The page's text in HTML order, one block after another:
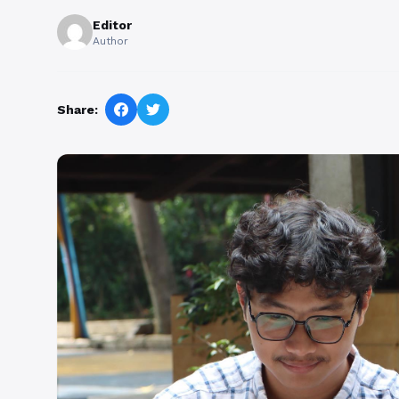
Editor
Author
Share: